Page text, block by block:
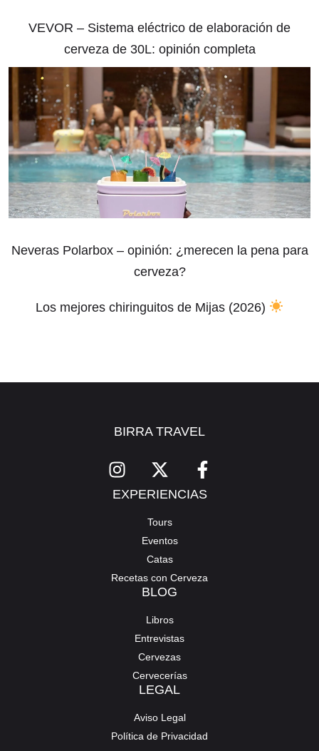
VEVOR – Sistema eléctrico de elaboración de
cerveza de 30L: opinión completa
Neveras Polarbox – opinión: ¿merecen la pena para
cerveza?
Los mejores chiringuitos de Mijas (2026)
BIRRA TRAVEL
EXPERIENCIAS
Tours
Eventos
Catas
Recetas con Cerveza
BLOG
Libros
Entrevistas
Cervezas
Cervecerías
LEGAL
Aviso Legal
Política de Privacidad